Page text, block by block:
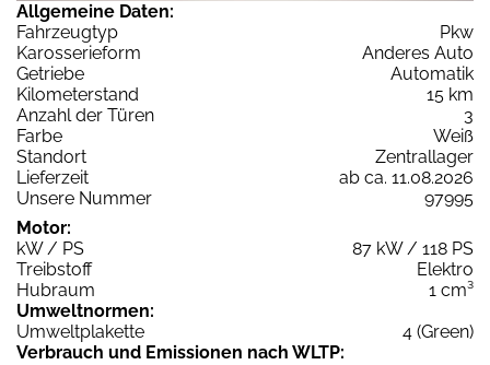
Allgemeine Daten:
Fahrzeugtyp
Pkw
Karosserieform
Anderes Auto
Getriebe
Automatik
Kilometerstand
15 km
Anzahl der Türen
3
Farbe
Weiß
Standort
Zentrallager
Lieferzeit
ab ca. 11.08.2026
Unsere Nummer
97995
Motor:
kW / PS
87 kW / 118 PS
Treibstoff
Elektro
Hubraum
1 cm³
Umweltnormen:
Umweltplakette
4 (Green)
Verbrauch und Emissionen nach WLTP: